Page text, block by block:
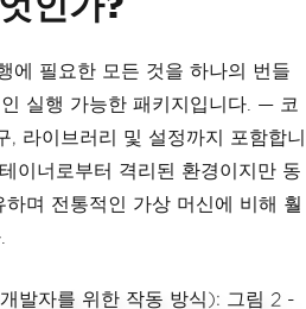
에 필요한 모든 것을 하나의 번들
실행 가능한 패키지입니다. — 코
, 라이브러리 및 설정까지 포함합니
이너로부터 격리된 환경이지만 동
며 전통적인 가상 머신에 비해 훨